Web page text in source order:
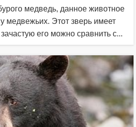
медведь, данное животное
медвежьих. Этот зверь имеет
его можно сравнить с...